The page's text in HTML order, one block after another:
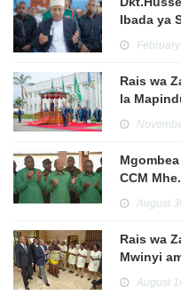
Ibada ya
Rais wa
la
CCM
fomu ya
August
Rais wa
Mwinyi
August